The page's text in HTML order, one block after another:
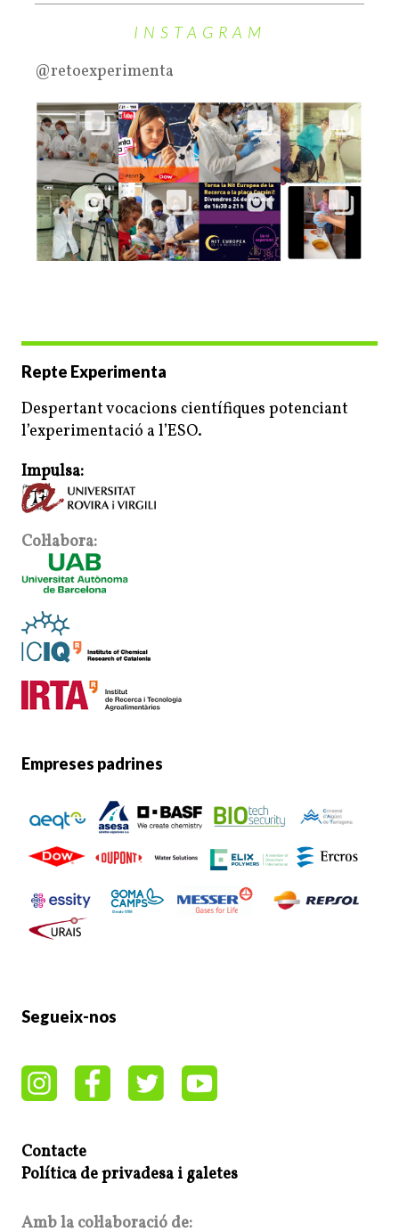
INSTAGRAM
@retoexperimenta
Repte Experimenta
Despertant vocacions científiques potenciant
l’experimentació a l’ESO.
Impulsa:
Col·labora:
Empreses padrines
Segueix-nos
Contacte
Política de privadesa i galetes
Amb la col·laboració de: